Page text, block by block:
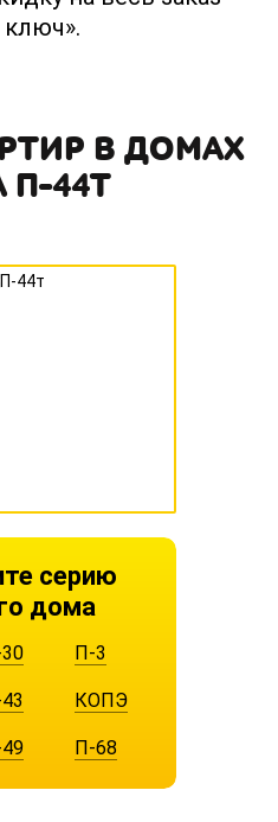
ключ».
В ДОМАХ
П-44Т
серию
дома
П-3
КОПЭ
П-68